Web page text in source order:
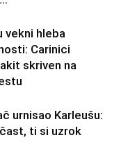
vekni hleba
Carinici
skriven na
urnisao Karleušu:
ti si uzrok